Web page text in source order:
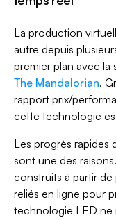
La production
autre depuis
premier plan avec la
The Mandalorian.
rapport prix/
cette technologie
Les progrès rapides
sont une des
construits à partir
reliés en ligne pour
technologie LED ne